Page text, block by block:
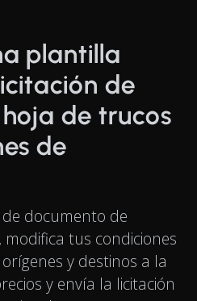
plantilla
de
de trucos
de
documento de
tus condiciones
y destinos a la
y envía la licitación